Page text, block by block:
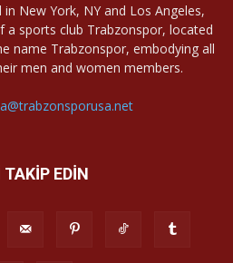
New York, NY and Los Angeles,
a sports club Trabzonspor, located
name Trabzonspor, embodying all
men and women members.
TAKİP EDİN